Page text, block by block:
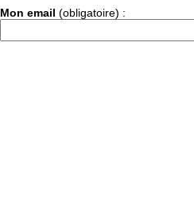
Mon email (obligatoire) :